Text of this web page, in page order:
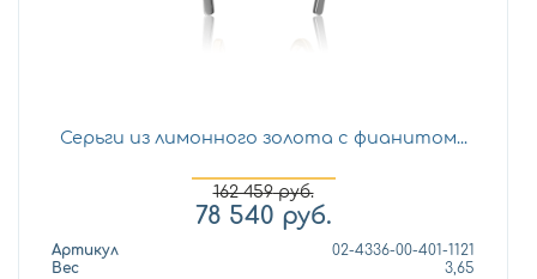
Серьги из лимонного золота с фианитом...
162 459руб.
78 540 руб.
Артикул
02-4336-00-401-1121
Вес
3,65